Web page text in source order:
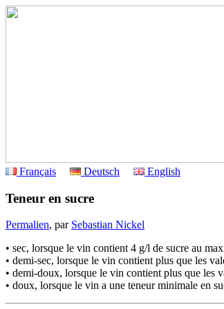
Français
Deutsch English
Teneur en sucre
Permalien, par Sebastian Nickel
• sec, lorsque le vin contient 4 g/l de sucre au
• demi-sec, lorsque le vin contient plus que les
• demi-doux, lorsque le vin contient plus que les
• doux, lorsque le vin a une teneur minimale en